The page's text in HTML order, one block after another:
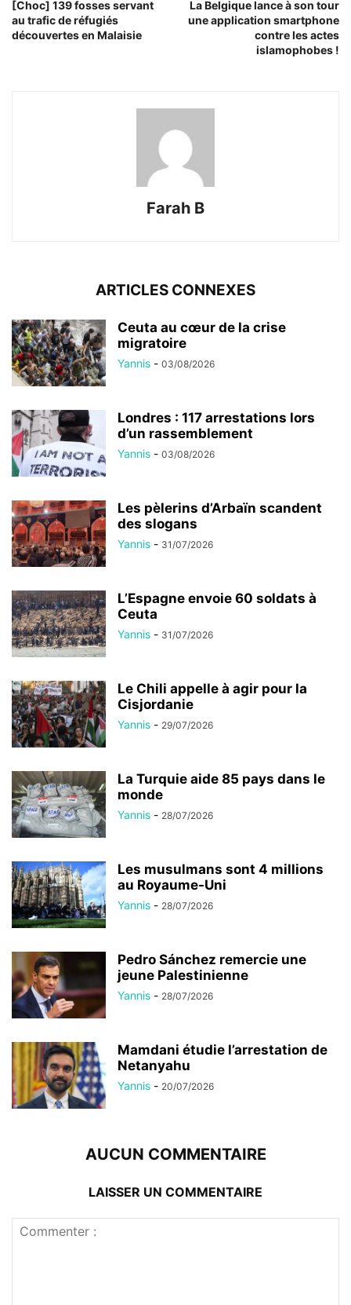
[Choc] 139 fosses servant
au trafic de réfugiés
découvertes en Malaisie
La Belgique lance à son tour
une application smartphone
contre les actes
islamophobes !
Farah B
ARTICLES CONNEXES
Ceuta au cœur de la crise
migratoire
Yannis - 03/08/2026
Londres : 117 arrestations lors
d’un rassemblement
Yannis - 03/08/2026
Les pèlerins d’Arbaïn scandent
des slogans
Yannis - 31/07/2026
L’Espagne envoie 60 soldats à
Ceuta
Yannis - 31/07/2026
Le Chili appelle à agir pour la
Cisjordanie
Yannis - 29/07/2026
La Turquie aide 85 pays dans le
monde
Yannis - 28/07/2026
Les musulmans sont 4 millions
au Royaume-Uni
Yannis - 28/07/2026
Pedro Sánchez remercie une
jeune Palestinienne
Yannis - 28/07/2026
Mamdani étudie l’arrestation de
Netanyahu
Yannis - 20/07/2026
AUCUN COMMENTAIRE
LAISSER UN COMMENTAIRE